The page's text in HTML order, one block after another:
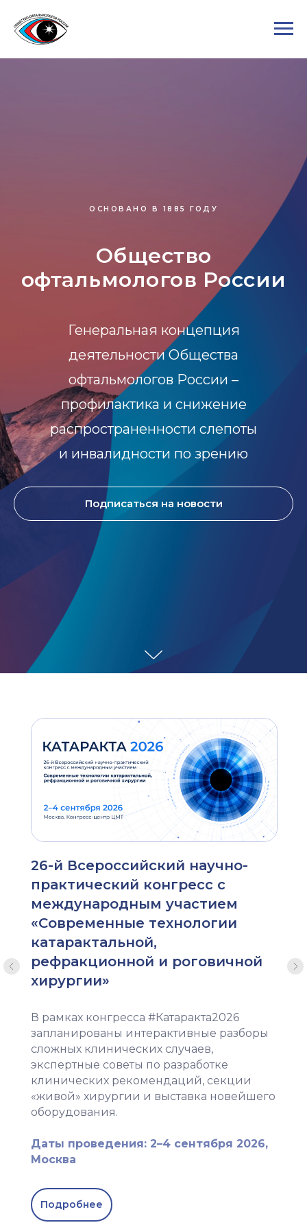
ОСНОВАНО В 1885 ГОДУ
Общество
офтальмологов России
Генеральная концепция
деятельности Общества
офтальмологов России –
профилактика и снижение
распространенности слепоты
и инвалидности по зрению
Подписаться на новости
26-й Всероссийский научно-
практический конгресс с
международным участием
«Современные технологии
катарактальной,
рефракционной и роговичной
хирургии»
В рамках конгресса #Катаракта2026
запланированы интерактивные разборы
сложных клинических случаев,
экспертные советы по разработке
клинических рекомендаций, секции
«живой» хирургии и выставка новейшего
оборудования.
Даты проведения: 2–4 сентября 2026,
Москва
Подробнее